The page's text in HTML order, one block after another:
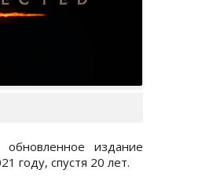
издание
году, спустя 20 лет.